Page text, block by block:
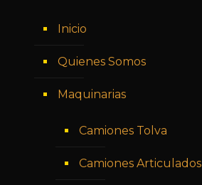
Inicio
Quienes Somos
Maquinarias
Camiones Tolva
Camiones Articulados